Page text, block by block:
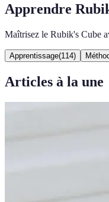
Apprendre
Maîtrisez le Rubik's Cube
Apprentissage(114)
Articles à la une